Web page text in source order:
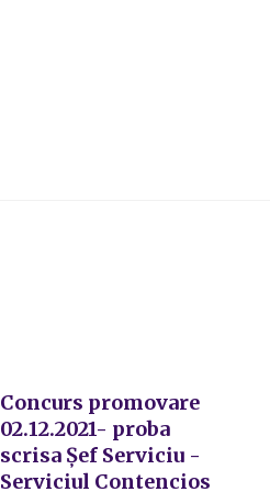
Concurs promovare
02.12.2021- proba
scrisa Șef Serviciu -
Serviciul Contencios